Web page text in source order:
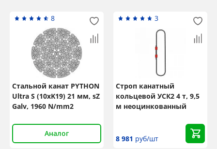
8
Стальной канат PYTHON
Ultra S (10xK19) 21 мм, sZ
Galv, 1960 N/mm2
Аналог
3
Строп канатный
кольцевой УСК2 4 т, 9,5
м неоцинкованный
8 981 руб/шт